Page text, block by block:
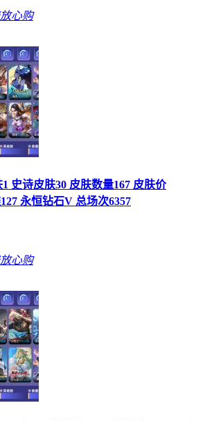
放心购
史诗皮肤30 皮肤数量167 皮肤价
永恒钻石V 总场次6357
放心购